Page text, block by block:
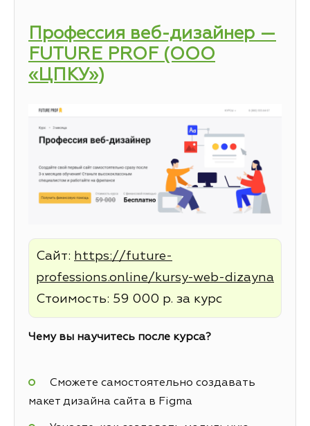
Профессия веб-дизайнер —
FUTURE PROF (ООО
«ЦПКУ»)
Сайт: https://future-
professions.online/kursy-web-dizayna
Стоимость: 59 000 р. за курс
Чему вы научитесь после курса?
Сможете самостоятельно создавать
макет дизайна сайта в Figma